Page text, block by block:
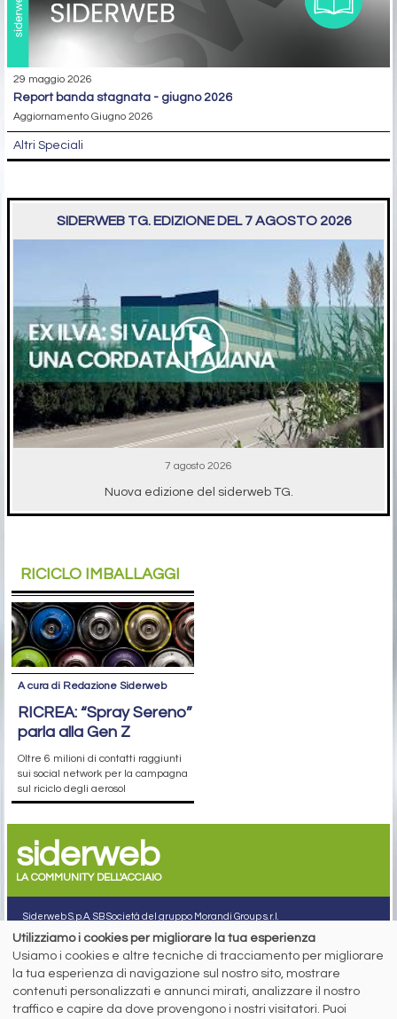
29 maggio 2026
report banda stagnata - giugno 2026
Aggiornamento Giugno 2026
Altri Speciali
SIDERWEB TG. EDIZIONE DEL 7 AGOSTO 2026
7 agosto 2026
Nuova edizione del siderweb TG.
RICICLO IMBALLAGGI
A cura di Redazione Siderweb
RICREA: “Spray Sereno”
parla alla Gen Z
Oltre 6 milioni di contatti raggiunti
sui social network per la campagna
sul riciclo degli aerosol
siderweb
LA COMMUNITY DELL'ACCIAIO
Siderweb S.p.A. SB Società del gruppo Morandi Group s.r.l.
ISSN 2532-2982
Sede sociale: Flero (Brescia) Via Don Milani 5
+39 030 254 00 06
E.
info@siderweb.com
Utilizziamo i cookies per migliorare la tua esperienza
Usiamo i cookies e altre tecniche di tracciamento per migliorare
la tua esperienza di navigazione sul nostro sito, mostrare
contenuti personalizzati e annunci mirati, analizzare il nostro
traffico e capire da dove provengono i nostri visitatori. Puoi